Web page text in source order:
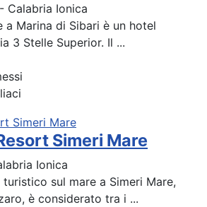
Calabria Ionica
a Marina di Sibari è un hotel
3 Stelle Superior. Il ...
Simeri Mare
Ionica
sul mare a Simeri Mare,
è considerato tra i ...